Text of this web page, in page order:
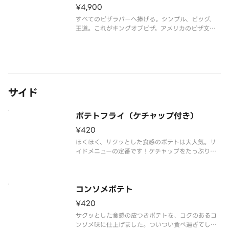
¥4,900
すべてのピザラバーへ捧げる。シンプル、ビッグ、
王道。これがキングオブピザ。アメリカのピザ文化
サイド
ポテトフライ（ケチャップ付き）
¥420
ほくほく、サクッとした食感のポテトは大人気。サ
イドメニューの定番です！ケチャップをたっぷりつ
コンソメポテト
¥420
サクッとした食感の皮つきポテトを、コクのあるコ
ンソメ味に仕上げました。ついつい食べ過ぎてしま